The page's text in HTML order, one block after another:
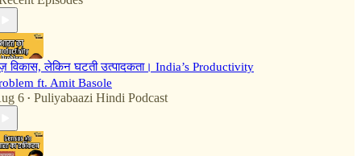
विकास, लेकिन घटती उत्पादकता। India’s Productivity
ft. Amit Basole
6 • Puliyabaazi Hindi Podcast